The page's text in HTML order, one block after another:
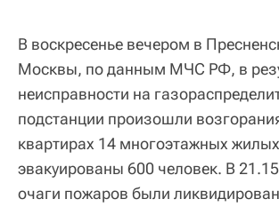
В воскресенье вечером в
Москвы, по данным МЧС РФ, в
неисправности на
подстанции произошли
квартирах 14 многоэтажных
эвакуированы 600 человек. В
очаги пожаров были